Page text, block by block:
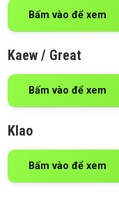
Bấm vào để xem
Kaew / Great
Bấm vào để xem
Klao
Bấm vào để xem